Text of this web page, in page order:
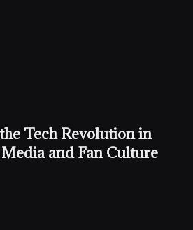
Tech Revolution in
and Fan Culture